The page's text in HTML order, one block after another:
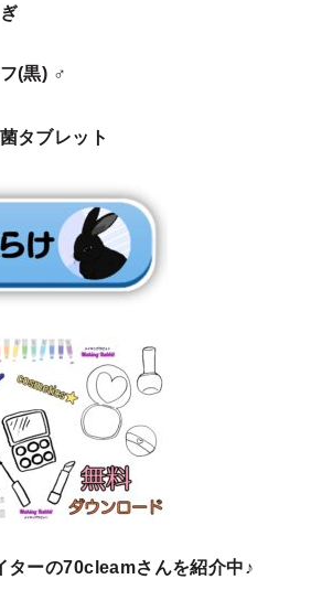
(黒) ♂
タブレット
ターの70cleamさんを紹介中♪